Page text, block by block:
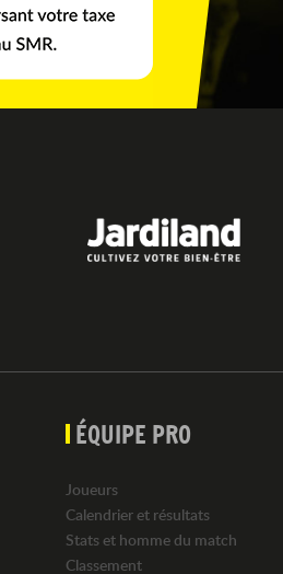
ÉQUIPE PRO
Joueurs
Calendrier et résultats
Stats et homme du match
Classement